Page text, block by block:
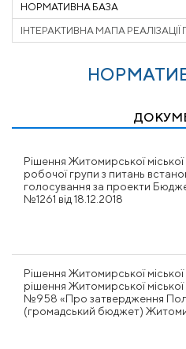
Рішення Житомирської
робочої групи з питань
голосування за проекти
№1261 від 18.12.2018
Рішення Житомирської
рішення Житомирської
№958 «Про затвердження
(громадський бюджет)
НОРМАТИВНА БАЗА
ІНТЕРАКТИВНА МАПА РЕАЛІЗАЦІЇ